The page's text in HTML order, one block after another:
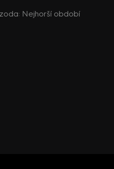
Nejhorší období